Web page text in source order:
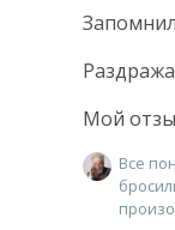
Мой
Все